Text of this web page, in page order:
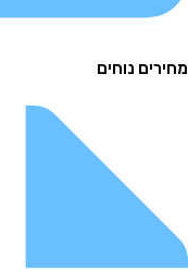
נוחים